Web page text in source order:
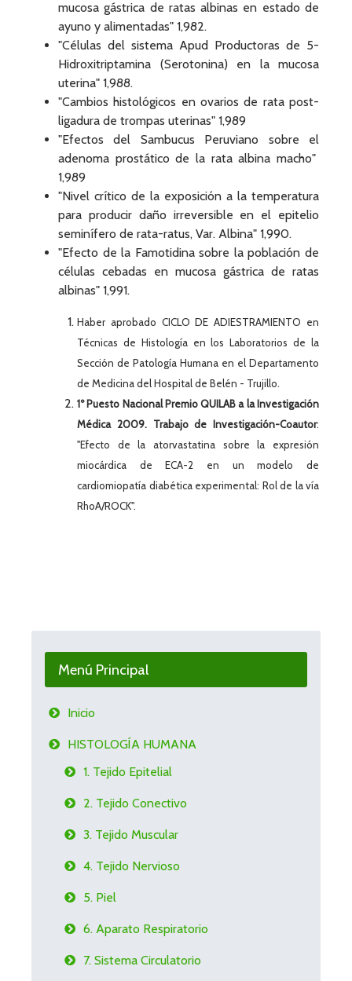
mucosa gástrica de ratas albinas en estado de
ayuno y alimentadas" 1,982.
"Células del sistema Apud Productoras de 5-
Hidroxitriptamina (Serotonina) en la mucosa
uterina" 1,988.
"Cambios histológicos en ovarios de rata post-
ligadura de trompas uterinas" 1,989
"Efectos del Sambucus Peruviano sobre el
adenoma prostático de la rata albina macho"
1,989
"Nivel crítico de la exposición a la temperatura
para producir daño irreversible en el epitelio
seminífero de rata-ratus, Var. Albina" 1,990.
"Efecto de la Famotidina sobre la población de
células cebadas en mucosa gástrica de ratas
albinas" 1,991.
Haber aprobado CICLO DE ADIESTRAMIENTO en
Técnicas de Histología en los Laboratorios de la
Sección de Patología Humana en el Departamento
de Medicina del Hospital de Belén - Trujillo.
1º Puesto Nacional Premio QUILAB a la Investigación
Médica 2009. Trabajo de Investigación-Coautor:
"Efecto de la atorvastatina sobre la expresión
miocárdica de ECA-2 en un modelo de
cardiomiopatía diabética experimental: Rol de la vía
RhoA/ROCK".
Menú Principal
Inicio
HISTOLOGÍA HUMANA
1. Tejido Epitelial
2. Tejido Conectivo
3. Tejido Muscular
4. Tejido Nervioso
5. Piel
6. Aparato Respiratorio
7. Sistema Circulatorio